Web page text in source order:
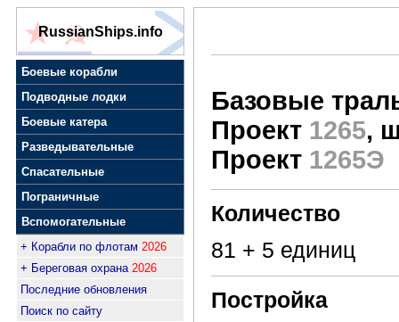
RussianShips.info
Боевые корабли
Подводные лодки
Боевые катера
Разведывательные
Спасательные
Пограничные
Вспомогательные
+ Корабли по флотам 2026
+ Береговая охрана 2026
Последние обновления
Поиск по сайту
Базовые
Проект 1265,
Проект 1265Э
Количество
81 + 5 единиц
Постройка